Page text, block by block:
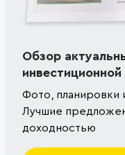
Обзор
Фото, планировки
Лучшие
доходностью